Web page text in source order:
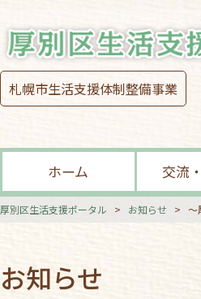
札幌市生活支援体制整備事業
ホーム 交流
厚別区生活支援ポータル > お知らせ > ～
お知らせ